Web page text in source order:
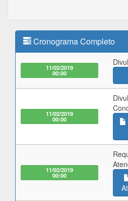
Cronograma Completo
11/02/2019
00:00
11/02/2019
00:00
11/02/2019
00:00